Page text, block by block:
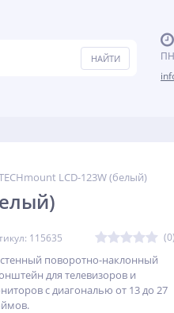
LCD-123W (белый)
115635 (0)
поворотно-наклонный
для телевизоров и
с диагональю от 13 до 27